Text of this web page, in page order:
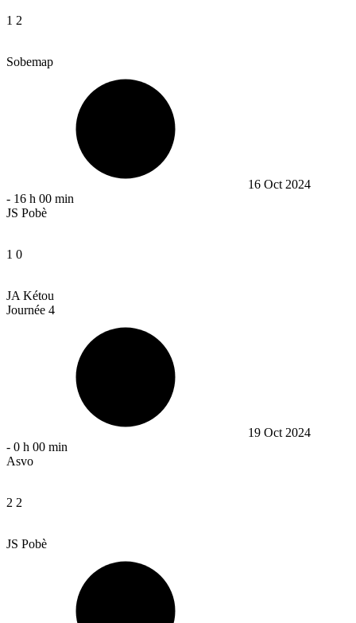
1 2
Sobemap
16 Oct 2024
- 16 h 00 min
JS Pobè
1 0
JA Kétou
Journée 4
19 Oct 2024
- 0 h 00 min
Asvo
2 2
JS Pobè